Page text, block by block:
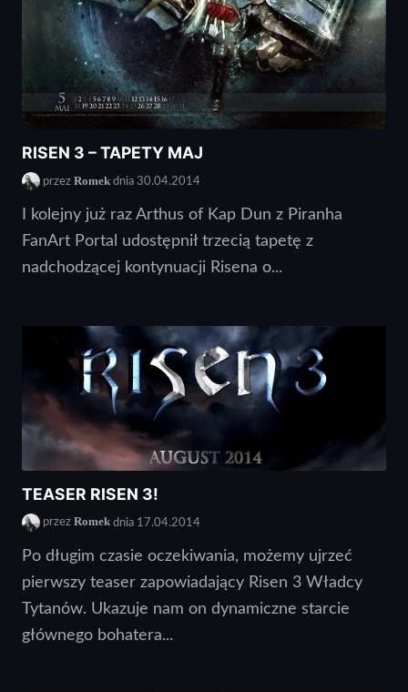
RISEN 3 – TAPETY MAJ
przez Romek dnia 30.04.2014
I kolejny już raz Arthus of Kap Dun z Piranha
FanArt Portal udostępnił trzecią tapetę z
nadchodzącej kontynuacji Risena o...
TEASER RISEN 3!
przez Romek dnia 17.04.2014
Po długim czasie oczekiwania, możemy ujrzeć
pierwszy teaser zapowiadający Risen 3 Władcy
Tytanów. Ukazuje nam on dynamiczne starcie
głównego bohatera...